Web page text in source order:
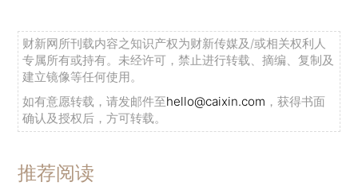
财新网所刊载内容之知识产权为财新传媒及/或相关权利人
专属所有或持有。未经许可，禁止进行转载、摘编、复制及
建立镜像等任何使用。
如有意愿转载，请发邮件至hello@caixin.com ，获得书面
确认及授权后，方可转载。
推荐阅读